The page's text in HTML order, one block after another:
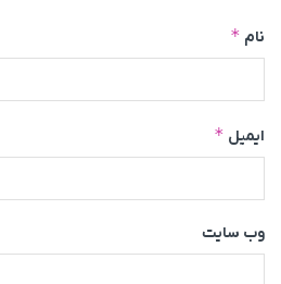
نام *
ایمیل *
وب‌ سایت